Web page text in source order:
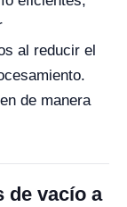
al reducir el
de manera
de vacío a